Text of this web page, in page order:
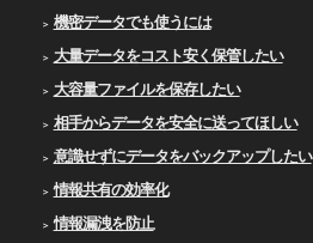
機密データでも使うには
大量データをコスト安く保管したい
大容量ファイルを保存したい
相手からデータを安全に送ってほしい
意識せずにデータをバックアップしたい
情報共有の効率化
情報漏洩を防止